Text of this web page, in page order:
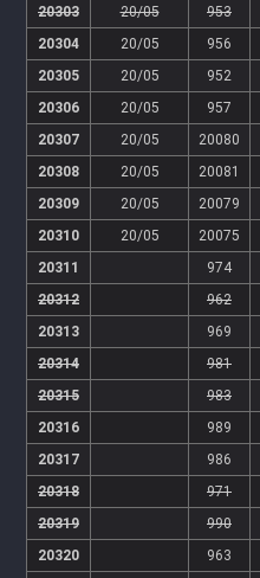
20303
20/05 953
20304
20/05 956
20305
20/05 952
20306
20/05 957
20307
20/05 20080
20308
20/05 20081
20309
20/05 20079
20310
20/05 20075
20311
974
20312
962
20313
969
20314
981
20315
983
20316
989
20317
986
20318
971
20319
990
20320
963